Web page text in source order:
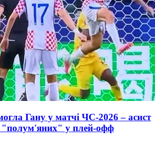
Гану у матчі ЧС-2026 – асист
"полум'яних" у плей-офф